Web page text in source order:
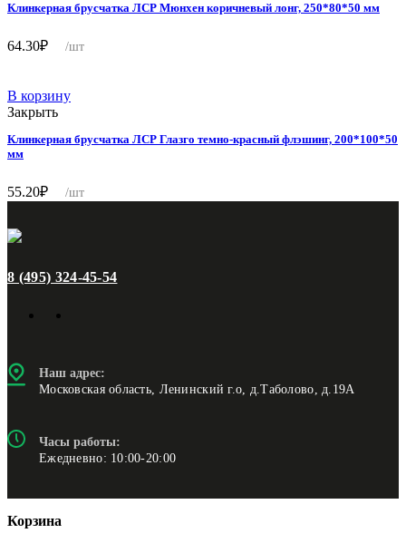
Клинкерная брусчатка ЛСР Мюнхен коричневый лонг, 250*80*50 мм
64.30₽ /шт
В корзину
Закрыть
Клинкерная брусчатка ЛСР Глазго темно-красный флэшинг, 200*100*50
мм
55.20₽ /шт
8 (495) 324-45-54
Наш адрес:
Московская область, Ленинский г.о, д.Таболово, д.19А
Часы работы:
Ежедневно: 10:00-20:00
Корзина